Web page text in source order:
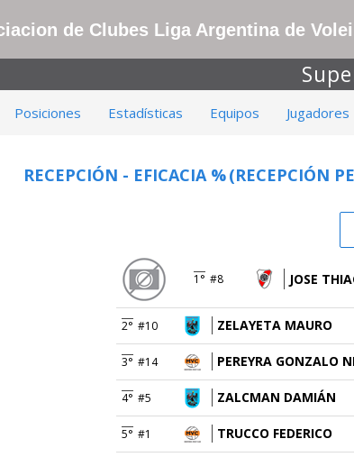
de Clubes Liga Argentina de
Posiciones Estadísticas Equipos Jugadores
RECEPCIÓN - EFICACIA %(RECEPCIÓN
1° #8 JOSE
2° #10 ZELAYETA MAURO
3° #14 PEREYRA GONZALO
4° #5 ZALCMAN DAMIÁN
5° #1 TRUCCO FEDERICO